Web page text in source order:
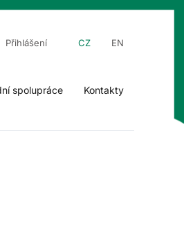
Přihlášení CZ EN
spolupráce Kontakty